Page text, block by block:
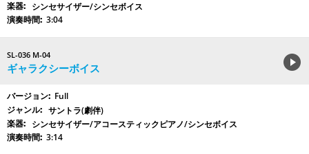
シンセサイザー/シンセボイス
3:04
SL-036 M-04
ギャラクシーボイス
Full
サントラ(劇伴)
シンセサイザー/アコースティックピアノ/シンセボイス
3:14